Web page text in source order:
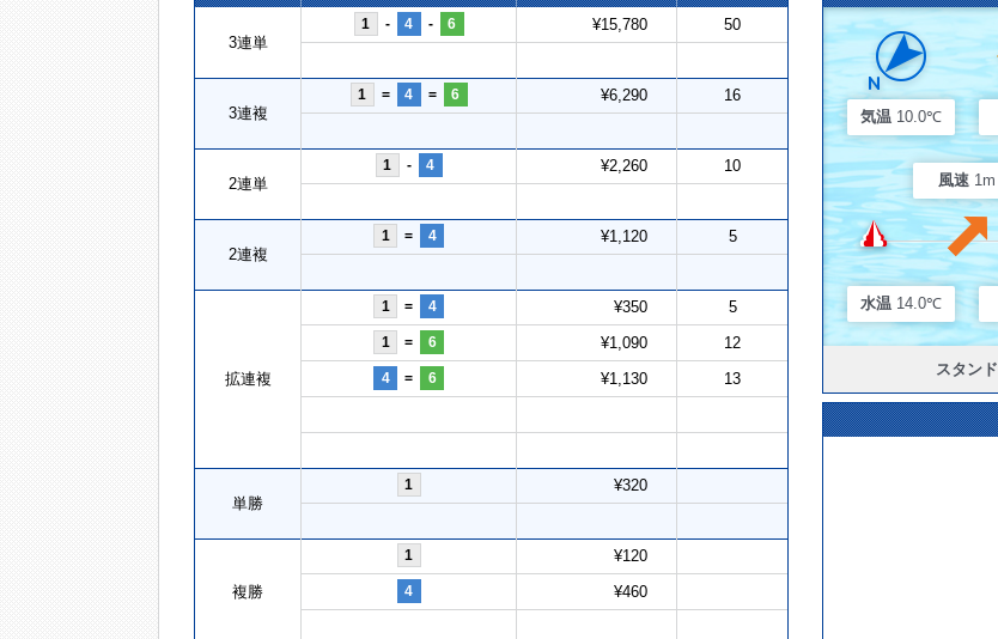
3連単
1 - 4 - 6 ¥15,780 50
3連複
1 = 4 = 6 ¥6,290 16
2連単
1 - 4 ¥2,260 10
2連複
1 = 4 ¥1,120 5
拡連複
1 = 4 ¥350 5
1 = 6 ¥1,090 12
4 = 6 ¥1,130 13
単勝
1 ¥320
複勝
1 ¥120
4 ¥460
気温 10.0℃
風速 1m
水温 14.0℃
スタンド